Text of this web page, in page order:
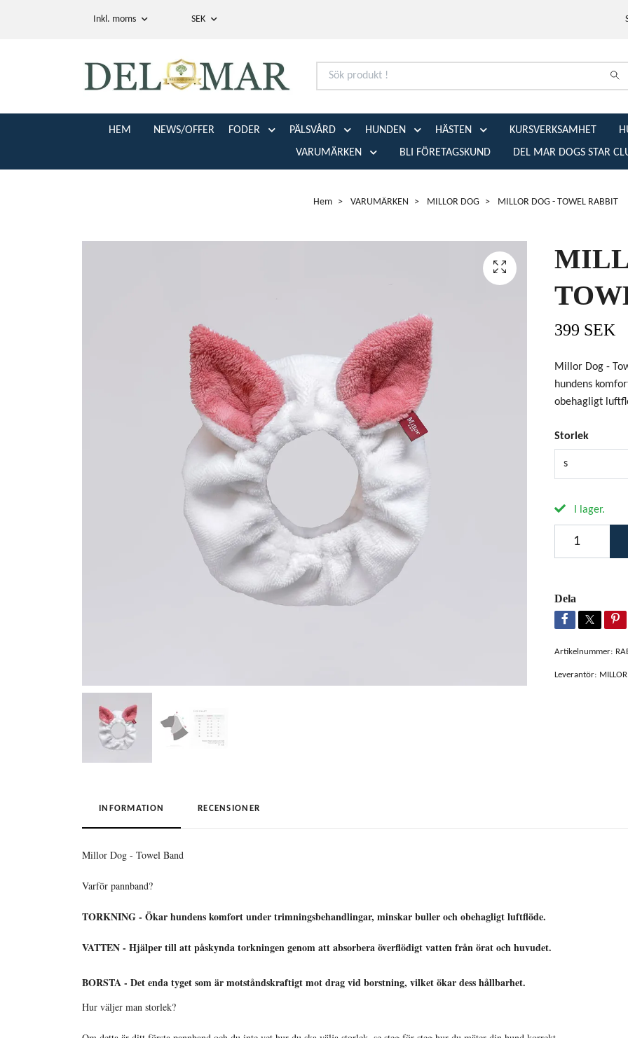
Inkl. moms SEK
HEM NEWS/OFFER FODER PÄLSVÅRD HUNDEN HÄSTEN KURSVERKSAMHET
VARUMÄRKEN
BLI FÖRETAGSKUND DEL MAR DOGS STAR
Hem VARUMÄRKEN MILLOR DOG MILLOR DOG - TOWEL RABBIT
399 SEK
Millor Dog -
hundens
obehagligt
Storlek
s
I lager.
Dela
Artikelnummer:
Leverantör:
INFORMATION RECENSIONER
Millor Dog - Towel Band
Varför pannband?
TORKNING - Ökar hundens komfort under trimningsbehandlingar, minskar buller och obehagligt luftflöde.
VATTEN - Hjälper till att påskynda torkningen genom att absorbera överflödigt vatten från örat och huvudet.
BORSTA - Det enda tyget som är motståndskraftigt mot drag vid borstning, vilket ökar dess hållbarhet.
Hur väljer man storlek?